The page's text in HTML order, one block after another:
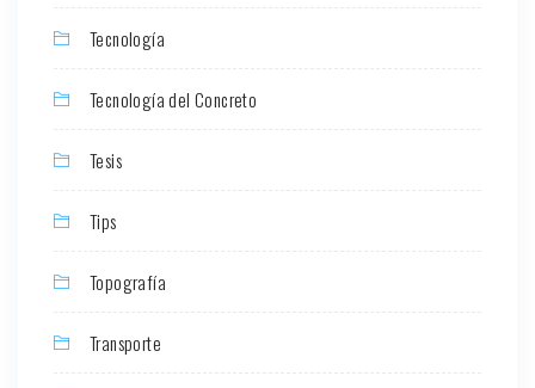
Tecnología
Tecnología del Concreto
Tesis
Tips
Topografía
Transporte